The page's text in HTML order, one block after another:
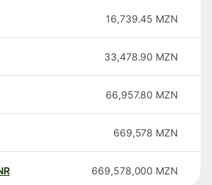
16,739.45 MZN
33,478.90 MZN
66,957.80 MZN
669,578 MZN
669,578,000 MZN